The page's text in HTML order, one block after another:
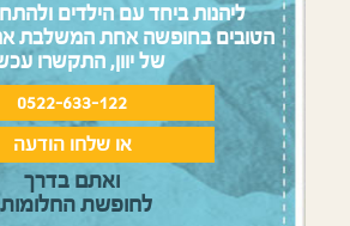
ליהנות ביחד עם הילדים
הטובים בחופשה אחת המשלבת את
של יוון, התקשרו
0522-633-122
או שלחו הודעה
ואתם בדרך
לחופשת